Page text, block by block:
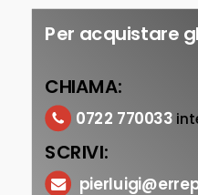
Per acquistare
CHIAMA:
0722 770033
SCRIVI: